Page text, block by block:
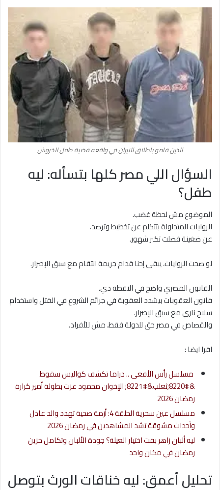
الذين قامو باطلاق النيران في واقعه قضية طفل الخروش
السؤال اللي مصر كلها بتسأله: ليه
طفل؟
الموضوع مش لحظة غضب.
الروايات المتداولة بتتكلم عن تخطيط وترصد.
عن ضغينة فضلت تكبر شهور.
لو صحت الروايات، يبقى إحنا قدام جريمة انتقام مع سبق الإصرار.
القانون المصري واضح في النقطة دي.
قانون العقوبات بيشدد العقوبة في جرائم الشروع في القتل واستخدام
سلاح ناري مع سبق الإصرار.
والقصاص في مصر حق للدولة فقط، مش للأفراد.
اقرا ايضا :
مسلسل رأس الأفعى .. دراما تكشف كواليس سقوط
&#8220;ثعلب&#8221; الإخوان محمود عزت بطولة أمير كرارة
رمضان 2026
مسلسل عين سحرية الحلقة 4: أزمة صحية تهدد والد عادل
وأحداث مشوقة تشد المشاهدين في رمضان 2026
ليه ألبان زاهر بقت اختيار العيلة؟ جودة الألبان وتكامل خزين
رمضان في مكان واحد
تحليل أعمق: ليه خناقات الورث بتوصل